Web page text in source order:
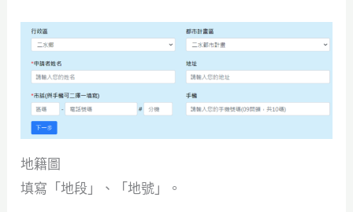
地籍圖
填寫「地段」、「地號」。